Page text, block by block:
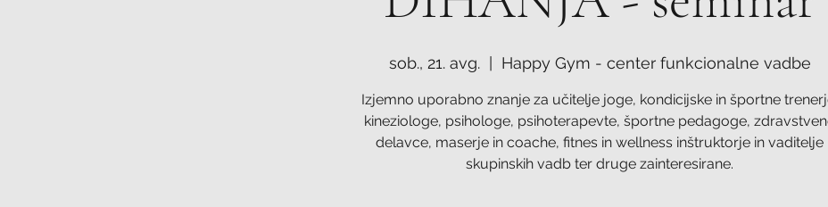
sob., 21. avg.
  |
Happy Gym - center funkcionalne vadbe
Izjemno uporabno znanje za učitelje joge, kondicijske in športne
kineziologe, psihologe, psihoterapevte, športne pedagoge,
delavce, maserje in coache, fitnes in wellness inštruktorje in vaditelje
skupinskih vadb ter druge zainteresirane.